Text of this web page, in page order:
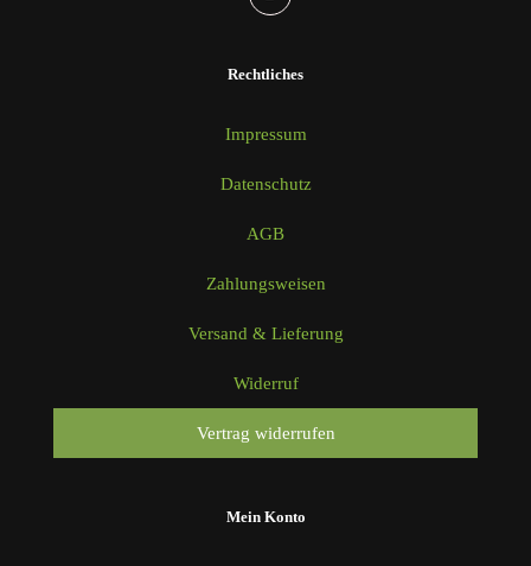
Rechtliches
Impressum
Datenschutz
AGB
Zahlungsweisen
Versand & Lieferung
Widerruf
Vertrag widerrufen
Mein Konto